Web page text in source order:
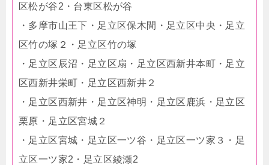
区松が谷2・台東区松が谷
・多摩市山王下・足立区保木間・足立区中央・足立
区竹の塚２・足立区竹の塚
・足立区辰沼・足立区扇・足立区西新井本町・足立
区西新井栄町・足立区西新井２
・足立区西新井・足立区神明・足立区鹿浜・足立区
栗原・足立区宮城２
・足立区宮城・足立区一ツ谷・足立区一ツ家３・足
立区一ツ家2・足立区綾瀬2